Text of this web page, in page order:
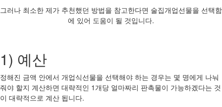
그러나 최소한 제가 추천했던 방법을 참고한다면 술집개업선물을 선택함
에 있어 도움이 될 것입니다.
1) 예산
정해진 금액 안에서 개업식선물을 선택해야 하는 경우는 몇 명에게 나눠
줘야 할지 계산하면 대략적인 1개당 얼마짜리 판촉물이 가능하겠다는 것
이 대략적으로 계산 됩니다.